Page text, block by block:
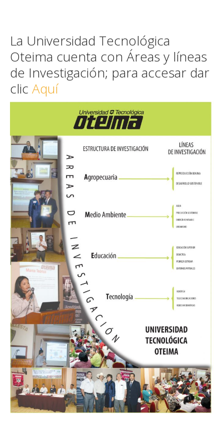
La Universidad Tecnológica
Oteima cuenta con Áreas y líneas
de Investigación; para accesar dar
clic Aquí